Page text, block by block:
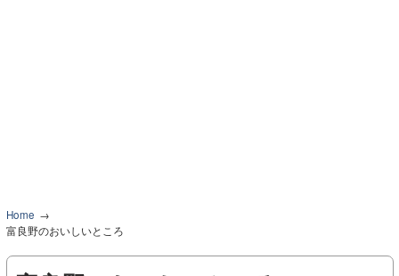
Home
富良野のおいしいところ